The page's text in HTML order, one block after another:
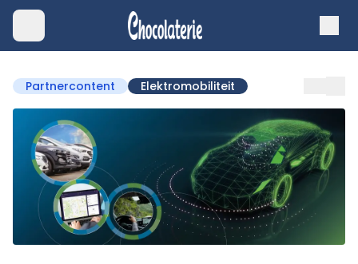
Partnercontent Elektromobiliteit